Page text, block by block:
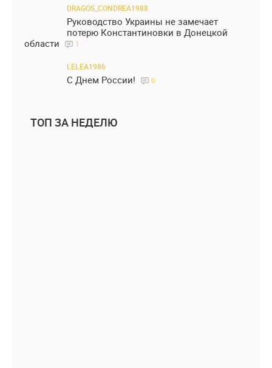
DRAGOS_CONDREA1988
Руководство Украины не замечает
потерю Константиновки в Донецкой
области
1
LELEA1986
С Днем России! 0
ТОП ЗА НЕДЕЛЮ